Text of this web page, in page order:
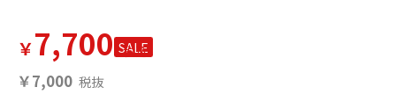
￥7,700 SALE
￥7,000